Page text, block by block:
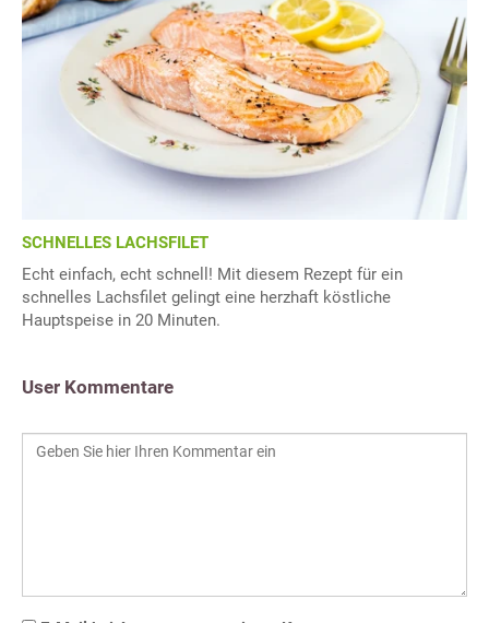
SCHNELLES LACHSFILET
Echt einfach, echt schnell! Mit diesem Rezept für ein
schnelles Lachsfilet gelingt eine herzhaft köstliche
Hauptspeise in 20 Minuten.
User Kommentare